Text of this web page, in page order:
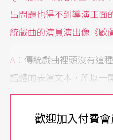
出問題也得不到導演正面
統戲曲的演員演出像《歐
A ： 傳統戲曲裡頭沒有這
語體的表演文本，所以一
心的手法，一種「群」的
法，回到我們原來安全的
歡迎加入付費